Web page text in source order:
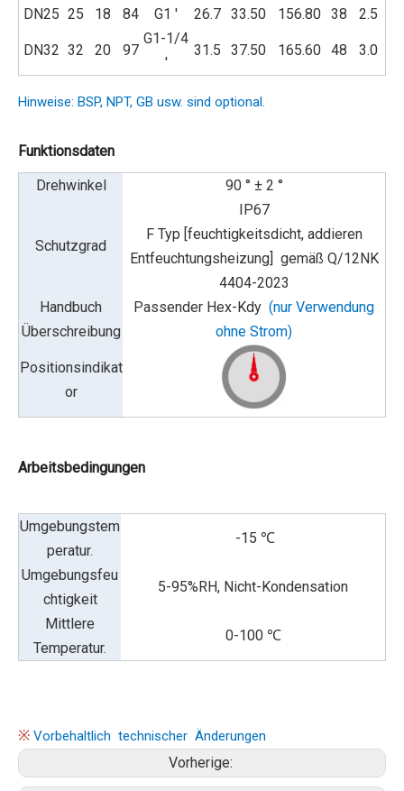
DN25 25 18 84 G1 ' 26.7 33.50 156.80 38 2.5
DN32 32 20 97
G1-1/4
'
31.5 37.50 165.60 48 3.0
Hinweise: BSP, NPT, GB usw. sind optional.
Funktionsdaten
Drehwinkel
90 ° ± 2 °
Schutzgrad
IP67
F Typ [feuchtigkeitsdicht, addieren
Entfeuchtungsheizung] gemäß Q/12NK
4404-2023
Handbuch
Überschreibung
Passender Hex-Kdy (nur Verwendung
ohne Strom)
Positionsindikat
or
Arbeitsbedingungen
Umgebungstem
peratur.
-15 ℃
Umgebungsfeu
chtigkeit
5-95%RH, Nicht-Kondensation
Mittlere
Temperatur.
0-100 ℃
※ Vorbehaltlich technischer Änderungen ​
Vorherige: